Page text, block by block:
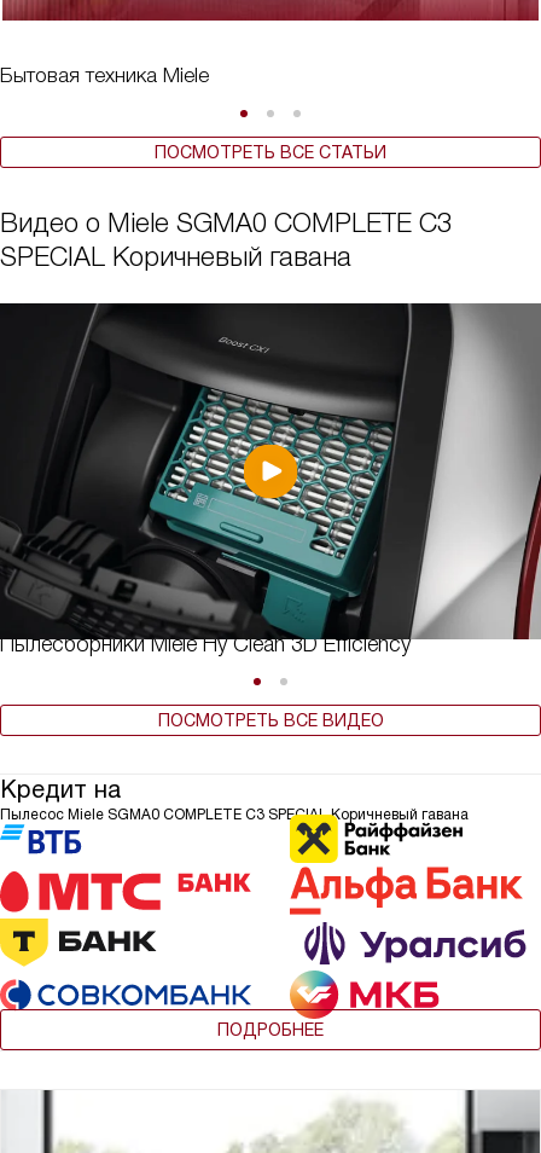
Бытовая техника Miele
ПОСМОТРЕТЬ ВСЕ СТАТЬИ
Видео о Miele SGMA0 COMPLETE C3
SPECIAL Коричневый гавана
Пылесборники Miele Hy Clean 3D Efficiency
ПОСМОТРЕТЬ ВСЕ ВИДЕО
Кредит на
Пылесос Miele SGMA0 COMPLETE C3 SPECIAL Коричневый гавана
ПОДРОБНЕЕ